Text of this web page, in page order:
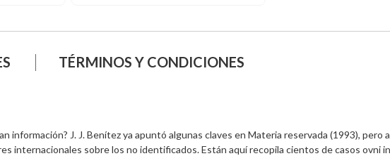
TÉRMINOS Y CONDICIONES
información? J. J. Benítez ya apuntó algunas claves en Materia reservada (1993), pero
internacionales sobre los no identificados. Están aquí recopila cientos de casos ovni